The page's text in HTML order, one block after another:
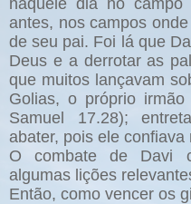
antes, nos campos
de seu pai. Foi lá que
Deus e a derrotar as
que muitos lançavam
Golias, o próprio
Samuel 17.28);
abater, pois ele confiava
O combate de Davi
algumas lições
Então, como vencer os